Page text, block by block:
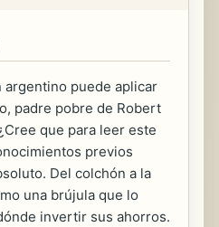
argentino puede aplicar
padre pobre de Robert
que para leer este
previos
Del colchón a la
una brújula que lo
invertir sus ahorros.